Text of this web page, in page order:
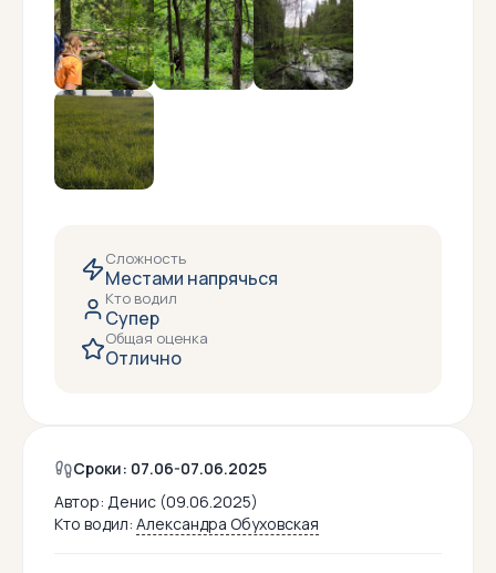
Сложность
Местами напрячься
Кто водил
Супер
Общая оценка
Отлично
Сроки: 07.06-07.06.2025
Автор: Денис (09.06.2025)
Кто водил: Александра Обуховская